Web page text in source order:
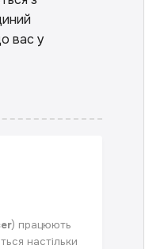
вас у
) працюють
настільки